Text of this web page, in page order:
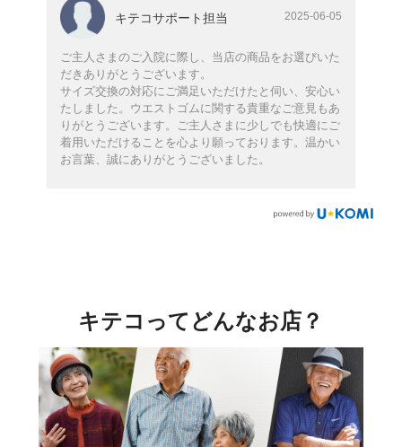
キテコサポート担当 2025-06-05
ご主人さまのご入院に際し、当店の商品をお選びいた
だきありがとうございます。
サイズ交換の対応にご満足いただけたと伺い、安心い
たしました。ウエストゴムに関する貴重なご意見もあ
りがとうございます。ご主人さまに少しでも快適にご
着用いただけることを心より願っております。温かい
お言葉、誠にありがとうございました。
キテコってどんなお店？